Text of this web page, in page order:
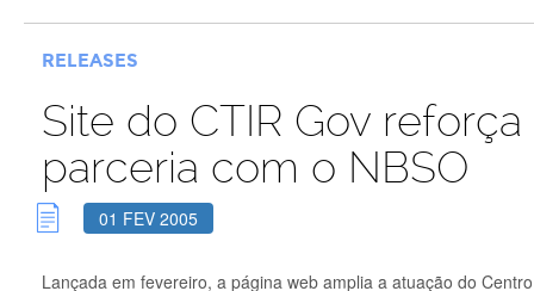
RELEASES
Site do CTIR Gov reforça
parceria com o NBSO
01 FEV 2005
Lançada em fevereiro, a página web amplia a atuação do Centro